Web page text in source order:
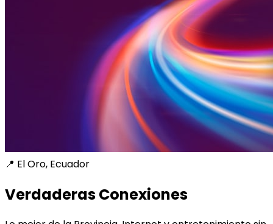
📍 El Oro, Ecuador
Verdaderas Conexiones